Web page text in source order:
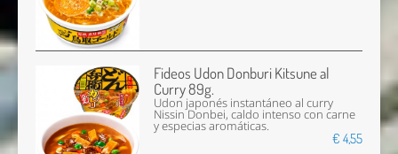
Fideos Udon Donburi Kitsune al
Curry 89g.
Udon japonés instantáneo al curry
Nissin Donbei, caldo intenso con carne
y especias aromáticas.
€ 4,55